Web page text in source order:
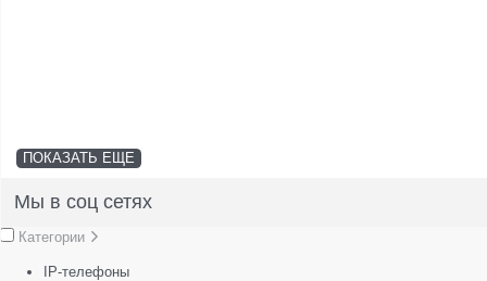
ПОКАЗАТЬ ЕЩЕ
Мы в соц сетях
Категории
IP-телефоны